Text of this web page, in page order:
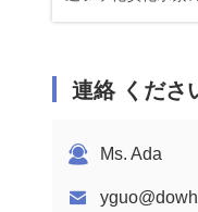
連絡 くださ
Ms. Ada